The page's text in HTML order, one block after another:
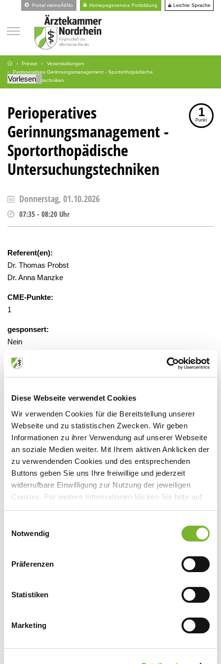
Diese Webseite verwendet Cookies
Wir verwenden Cookies für die Bereitstellung unserer
Webseite und zu statistischen Zwecken. Wir geben
Informationen zu ihrer Verwendung auf unserer Webseite
an soziale Medien weiter. Mit Ihrem aktiven Anklicken der
zu verwendenden Cookies und des entsprechenden
Buttons geben Sie uns Ihre freiwillige und jederzeit
widerrufbare Einwilligung zur Nutzung der jeweiligen
Cookies. Für weitere Informationen klicken Sie bitte auf
"Details anzeigen". Die Möglichkeit zur Änderung besteht
Datenschutzerklärung
Notwendig
Präferenzen
Statistiken
Marketing
Portal meineÄkNo Homepageservice Fortbildung Leichte Sprache
Presse
Veranstaltungen
Perioperatives Gerinnungsmanagement - Sportorthopädische
Untersuchungstechniken
Vorlesen
Perioperatives
Gerinnungsmanagement -
Sportorthopädische
Untersuchungstechniken
1
Punkt
Donnerstag, 01.10.2026
07:35 - 08:20 Uhr
Referent(en):
Dr. Thomas Probst
Dr. Anna Manzke
CME-Punkte:
1
gesponsert:
Nein
gebührenfrei, Anmeldung erforderlich
Veranstaltungsort:
St. Vinzenz Krankenhaus, Raum hinter
der Cafeteria
Schloßstraße 85, 40477 Düsseldorf
Anbieter:
Ansprechpartner:
Schloßstraße 85